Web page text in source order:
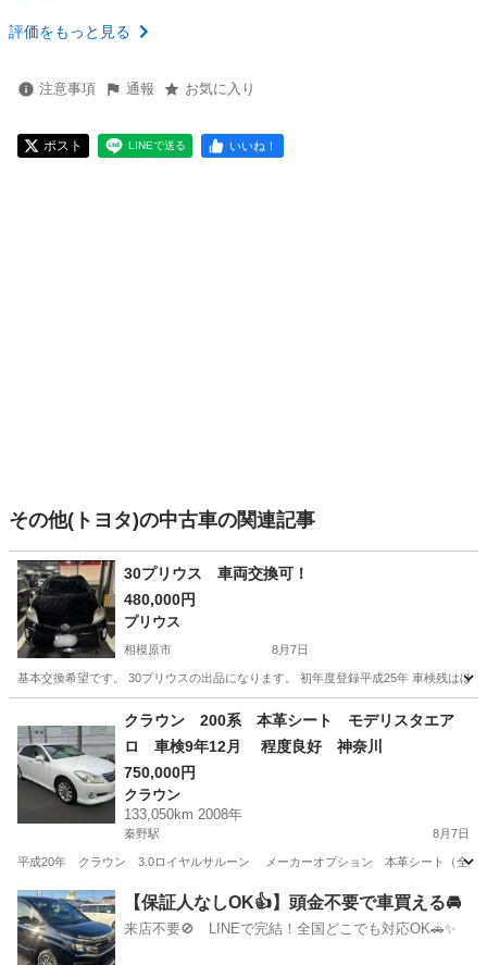
評価をもっと見る
注意事項 通報 お気に入り
ポスト LINEで送る いいね！
その他(トヨタ)の中古車の関連記事
30プリウス 車両交換可！
480,000円
プリウス
相模原市 8月7日
基本交換希望です。 30プリウスの出品になります。 初年度登録平成25年 車検残はほ
相模原市 プリウス
クラウン 200系 本革シート モデリスタエア
ロ 車検9年12月 程度良好 神奈川
750,000円
クラウン
133,050km 2008年
秦野駅 8月7日
平成20年 クラウン 3.0ロイヤルサルーン メーカーオプション 本革シート（全席パ
神奈川 秦野市 秦野駅 クラウン
【保証人なしOK👍】頭金不要で車買える🚘
来店不要🚫 LINEで完結！全国どこでも対応OK🚗✨